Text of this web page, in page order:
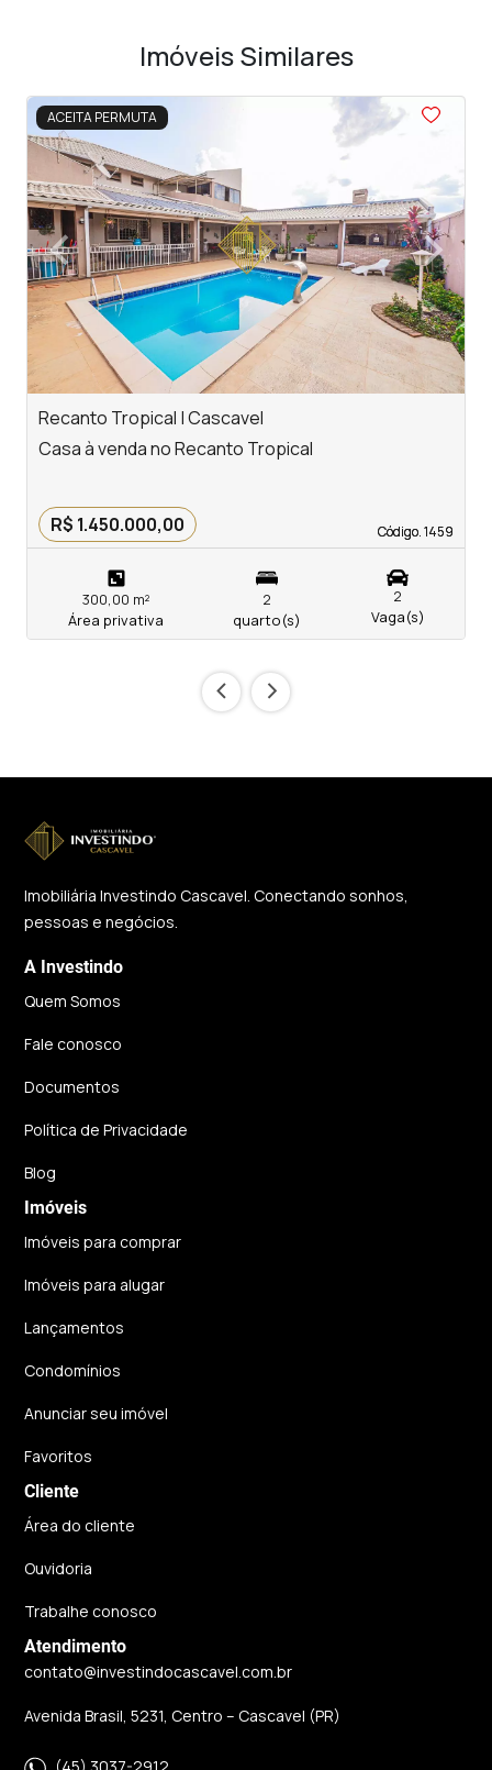
Imóveis Similares
ACEITA PERMUTA
<<<<
‹Previous ›
Next
Recanto Tropical | Cascavel
Código. 1459
Código. 1459
Casa à venda no Recanto Tropical
R$ 1.450.000,00
300,00 m²
Área privativa
2
quarto(s)
2
Vaga(s)
‹ ›
Imobiliária Investindo Cascavel. Conectando sonhos,
pessoas e negócios.
A Investindo
Quem Somos
Fale conosco
Documentos
Política de Privacidade
Blog
Imóveis
Imóveis para comprar
Imóveis para alugar
Lançamentos
Condomínios
Anunciar seu imóvel
Favoritos
Cliente
Área do cliente
Ouvidoria
Trabalhe conosco
Atendimento
contato@investindocascavel.com.br
Avenida Brasil, 5231, Centro – Cascavel (PR)